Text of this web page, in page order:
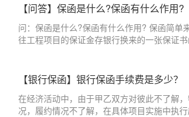
【问答】保函是什么?保函有什么作用?
问：保函是什么?保函有什么作用? 保函简单
往工程项目的保证金存银行换来的一张保证
【银行保函】银行保函手续费是多少？
在经济活动中，由于甲乙双方对彼此不了解
况，履约情况不了解，在具体项目实施中执